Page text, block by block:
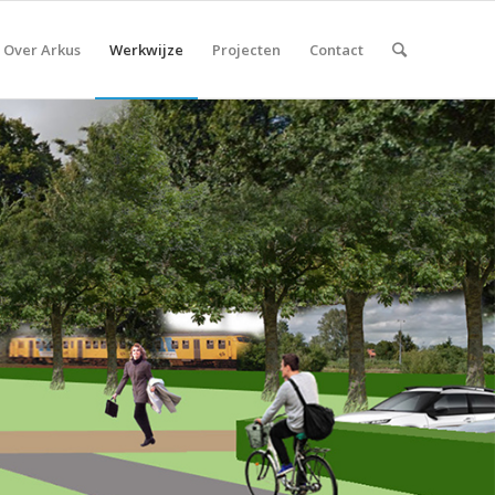
Over Arkus Werkwijze Projecten Contact